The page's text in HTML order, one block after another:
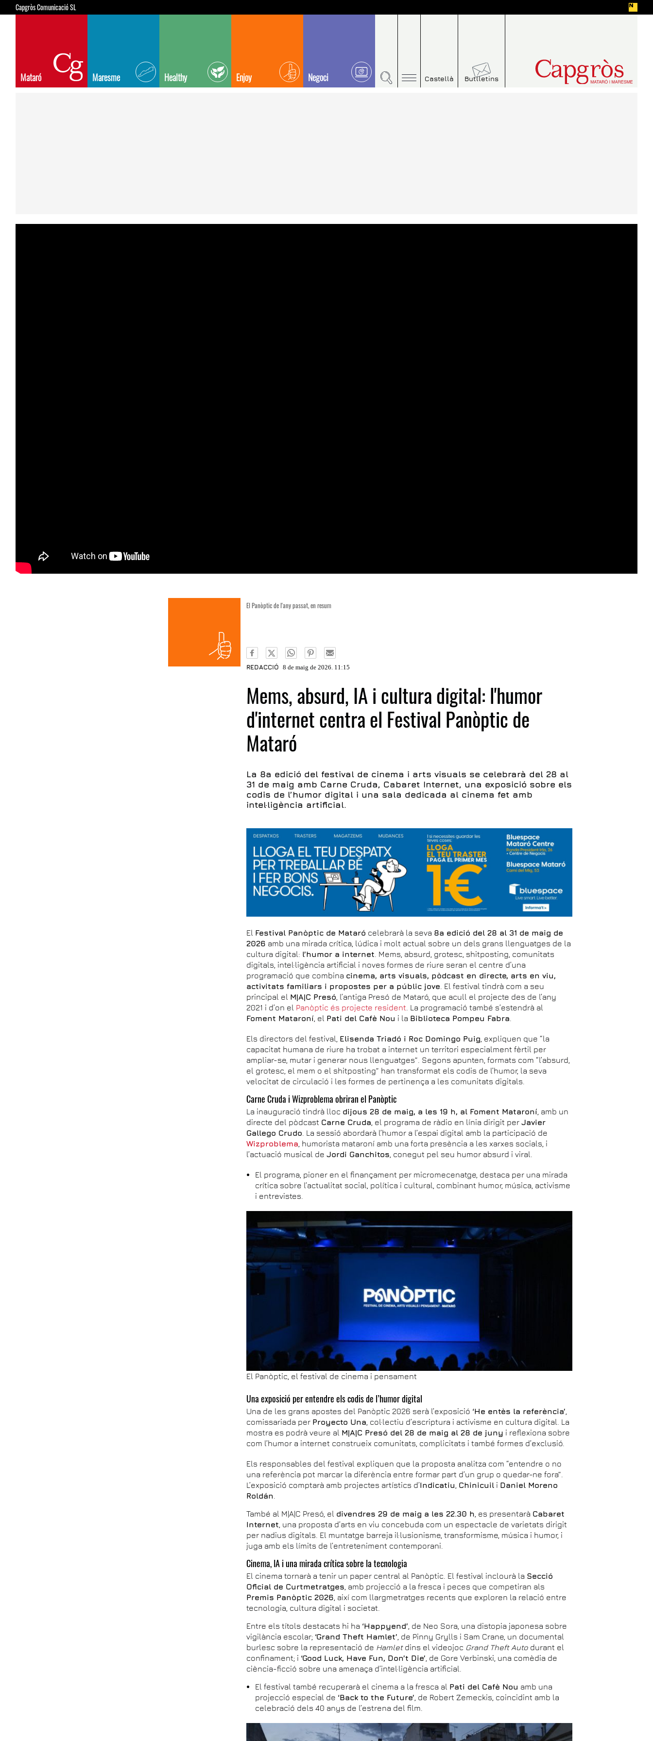
Capgròs Comunicació SL
Mataró Maresme Healthy Enjoy Negoci Castellà Butlletins
El Panòptic de l'any passat, en resum
REDACCIÓ 8 de maig de 2026. 11:15
Mems, absurd, IA i cultura digital: l'humor
d'internet centra el Festival Panòptic de
Mataró
La 8a edició del festival de cinema i arts visuals se celebrarà del 28 al
31 de maig amb Carne Cruda, Cabaret Internet, una exposició sobre els
codis de l’humor digital i una sala dedicada al cinema fet amb
intel·ligència artificial.
El Festival Panòptic de Mataró celebrarà la seva 8a edició del 28 al 31 de maig de
2026 amb una mirada crítica, lúdica i molt actual sobre un dels grans llenguatges de la
cultura digital: l’humor a internet . Mems, absurd, grotesc, shitposting, comunitats
digitals, intel·ligència artificial i noves formes de riure seran el centre d’una
programació que combina cinema, arts visuals, pòdcast en directe, arts en viu,
activitats familiars i propostes per a públic jove . El festival tindrà com a seu
principal el M|A|C Presó , l’antiga Presó de Mataró, que acull el projecte des de l’any
2021 i d’on el Panòptic és projecte resident . La programació també s’estendrà al
Foment Mataroní , el Pati del Cafè Nou i la Biblioteca Pompeu Fabra
Els directors del festival, Elisenda Triadó i Roc Domingo Puig , expliquen que “la
capacitat humana de riure ha trobat a internet un territori especialment fèrtil per
ampliar-se, mutar i generar nous llenguatges”. Segons apunten, formats com “l’absurd,
el grotesc, el mem o el shitposting” han transformat els codis de l’humor, la seva
velocitat de circulació i les formes de pertinença a les comunitats digitals.
Carne Cruda i Wizproblema obriran el Panòptic
La inauguració tindrà lloc dijous 28 de maig, a les 19 h, al Foment Mataroní , amb un
directe del pòdcast Carne Cruda , el programa de ràdio en línia dirigit perJavier
Gallego Crudo . La sessió abordarà l’humor a l’espai digital amb la participació de
Wizproblema , humorista mataroní amb una forta presència a les xarxes socials, i
l’actuació musical deJordi Ganchitos , conegut pel seu humor absurd i viral.
El programa, pioner en el finançament per micromecenatge, destaca per una mirada
crítica sobre l’actualitat social, política i cultural, combinant humor, música, activisme
i entrevistes.
El Panòptic, el festival de cinema i pensament
Una exposició per entendre els codis de l’humor digital
Una de les grans apostes del Panòptic 2026 serà l’exposició ‘He entès la referència’
comissariada per Proyecto Una , col·lectiu d’escriptura i activisme en cultura digital. La
mostra es podrà veure al M|A|C Presó del 28 de maig al 28 de juny i reflexiona sobre
com l’humor a internet construeix comunitats, complicitats i també formes d’exclusió.
Els responsables del festival expliquen que la proposta analitza com “entendre o no
una referència pot marcar la diferència entre formar part d’un grup o quedar-ne fora”.
L’exposició comptarà amb projectes artístics d’Indicatiu Chinicuil i Daniel Moreno
Roldán
També al M|A|C Presó, el divendres 29 de maig a les 22.30 h , es presentarà Cabaret
Internet , una proposta d’arts en viu concebuda com un espectacle de varietats dirigit
per nadius digitals. El muntatge barreja il·lusionisme, transformisme, música i humor, i
juga amb els límits de l’entreteniment contemporani.
Cinema, IA i una mirada crítica sobre la tecnologia
El cinema tornarà a tenir un paper central al Panòptic. El festival inclourà la Secció
Oficial de Curtmetratges , amb projecció a la fresca i peces que competiran als
Premis Panòptic 2026 , així com llargmetratges recents que exploren la relació entre
tecnologia, cultura digital i societat.
Entre els títols destacats hi ha ‘Happyend’ , de Neo Sora, una distopia japonesa sobre
vigilància escolar; ‘Grand Theft Hamlet’ , de Pinny Grylls i Sam Crane, un documental
burlesc sobre la representació de Hamletdins el videojoc Grand Theft Auto durant el
confinament; i ‘Good Luck, Have Fun, Don’t Die’ , de Gore Verbinski, una comèdia de
ciència-ficció sobre una amenaça d’intel·ligència artificial.
El festival també recuperarà el cinema a la fresca al Pati del Cafè Nou amb una
projecció especial de ‘Back to the Future’ , de Robert Zemeckis, coincidint amb la
celebració dels 40 anys de l’estrena del film.